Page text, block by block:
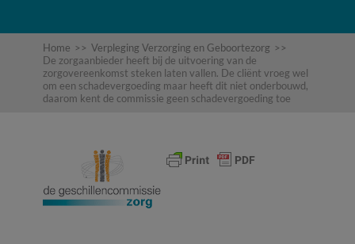
Home >> Verpleging Verzorging en Geboortezorg >>
De zorgaanbieder heeft bij de uitvoering van de
zorgovereenkomst steken laten vallen. De cliënt vroeg wel
om een schadevergoeding maar heeft dit niet onderbouwd,
daarom kent de commissie geen schadevergoeding toe